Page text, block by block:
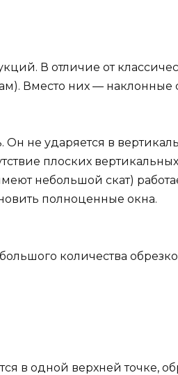
В отличие от
Вместо них — наклонные
не ударяется в
плоских
небольшой скат)
полноценные окна.
количества
в одной верхней точке,